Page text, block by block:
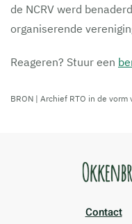
de NCRV werd
organiserende
Reageren? Stuur een
BRON | Archief RTO in de
Contact